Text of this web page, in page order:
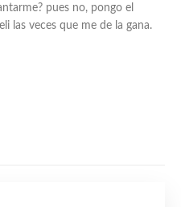
pues no, pongo el
las veces que me de la gana.